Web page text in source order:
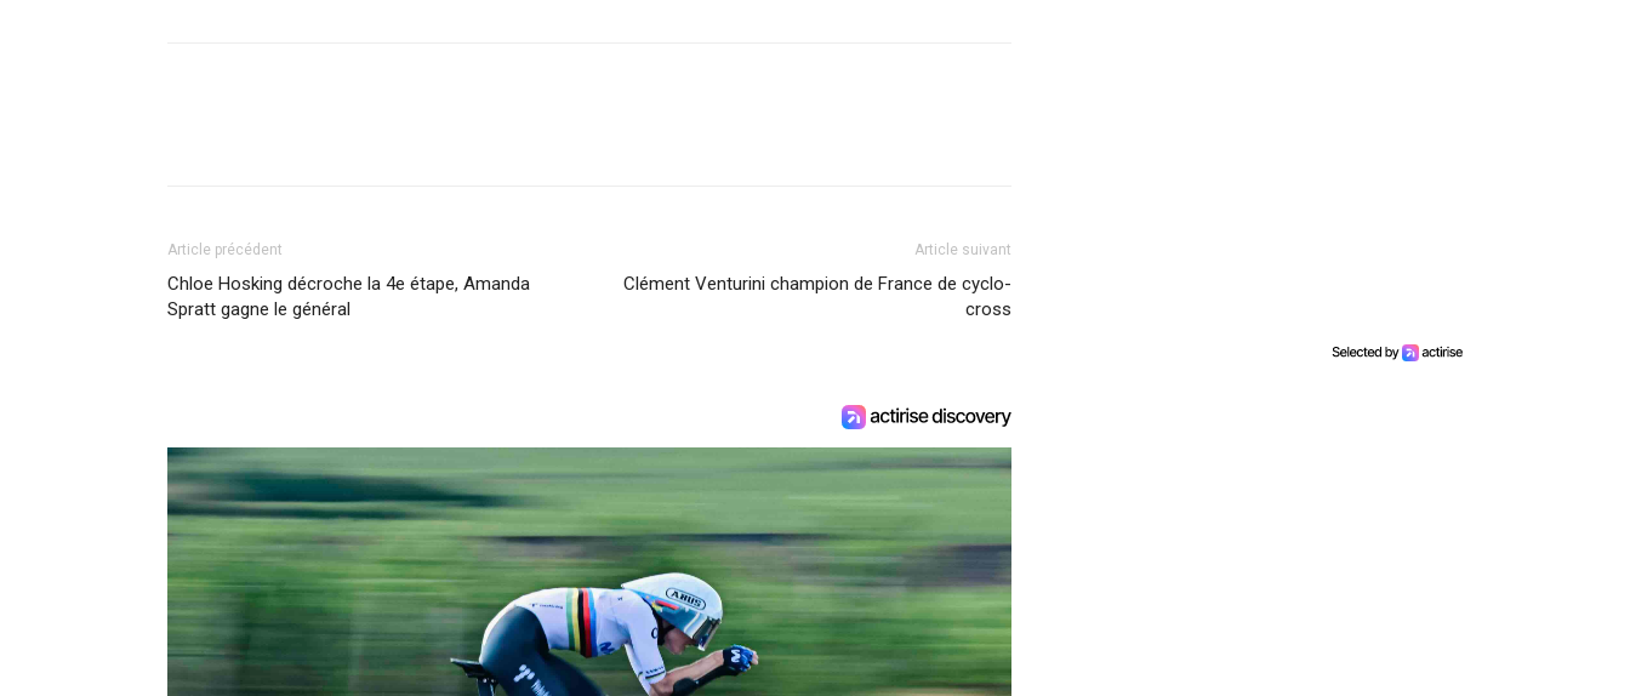
Article précédent
Chloe Hosking décroche la 4e étape, Amanda
Spratt gagne le général
Article suivant
Clément Venturini champion de France de cyclo-
cross